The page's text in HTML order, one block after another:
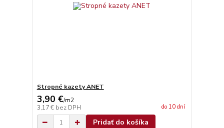
Stropné kazety ANET
3,90 €/m2
3,17 € bez DPH do 10 dní
Pridať do košíka